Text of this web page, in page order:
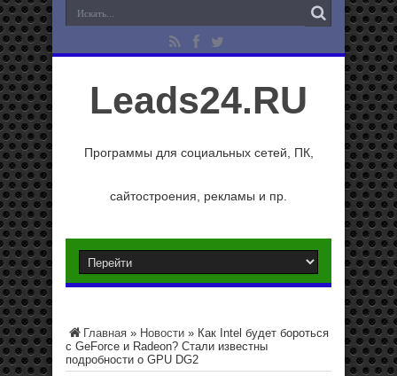
Leads24.RU
Программы для социальных сетей, ПК,
сайтостроения, рекламы и пр.
Главная » Новости » Как Intel будет бороться
с GeForce и Radeon? Стали известны
подробности о GPU DG2